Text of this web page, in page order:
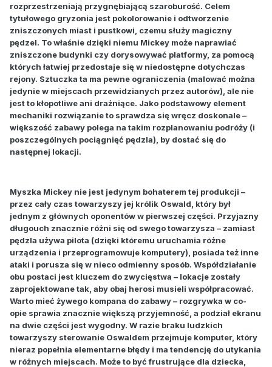
rozprzestrzeniają przygnębiającą szaroburość. Celem
tytułowego gryzonia jest pokolorowanie i odtworzenie
zniszczonych miast i pustkowi, czemu służy magiczny
pędzel. To właśnie dzięki niemu Mickey może naprawiać
zniszczone budynki czy dorysowywać platformy, za pomocą
których łatwiej przedostaje się w niedostępne dotychczas
rejony. Sztuczka ta ma pewne ograniczenia (malować można
jedynie w miejscach przewidzianych przez autorów), ale nie
jest to kłopotliwe ani drażniące. Jako podstawowy element
mechaniki rozwiązanie to sprawdza się wręcz doskonale –
większość zabawy polega na takim rozplanowaniu podróży (i
poszczególnych pociągnięć pędzla), by dostać się do
następnej lokacji.
Myszka Mickey nie jest jedynym bohaterem tej produkcji –
przez cały czas towarzyszy jej królik Oswald, który był
jednym z głównych oponentów w pierwszej części. Przyjazny
długouch znacznie różni się od swego towarzysza – zamiast
pędzla używa pilota (dzięki któremu uruchamia różne
urządzenia i przeprogramowuje komputery), posiada też inne
ataki i porusza się w nieco odmienny sposób. Współdziałanie
obu postaci jest kluczem do zwycięstwa – lokacje zostały
zaprojektowane tak, aby obaj herosi musieli współpracować.
Warto mieć żywego kompana do zabawy – rozgrywka w co-
opie sprawia znacznie większą przyjemność, a podział ekranu
na dwie części jest wygodny. W razie braku ludzkich
towarzyszy sterowanie Oswaldem przejmuje komputer, który
nieraz popełnia elementarne błędy i ma tendencję do utykania
w różnych miejscach. Może to być frustrujące dla dziecka,